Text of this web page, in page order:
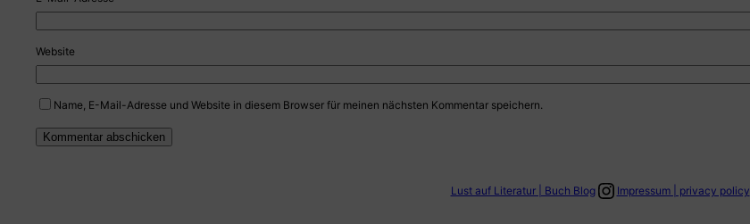
Website
Name, E-Mail-Adresse und Website in diesem Browser für meinen nächsten Kommentar speichern.
Lust auf Literatur | Buch BlogLink zum Instagram Account
Impressum | privacy policy